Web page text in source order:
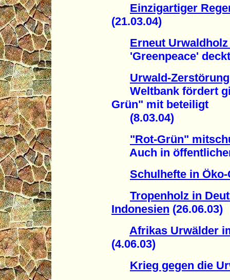
Einzigartiger
(21.03.04)
Erneut
'Greenpeace' deckt
Urwald-
Weltbank fördert
Grün" mit beteiligt
(8.03.04)
"Rot-Grün"
Auch in öffentlichen
Schulhefte in
Tropenholz in
Indonesien (26.06.03)
Afrikas Urwälder
(4.06.03)
Krieg gegen die